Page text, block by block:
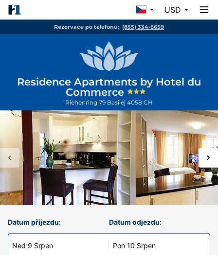
USD
Rezervace po telefonu: (855) 334-6659
Residence Apartments by Hotel du
Commerce
Riehenring 79 Basilej 4058 CH
Datum příjezdu:
Ned 9 Srpen
Datum odjezdu:
Pon 10 Srpen